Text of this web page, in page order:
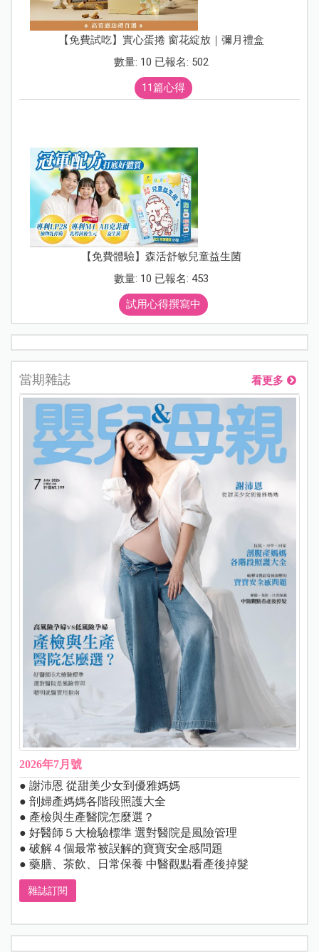
【免費試吃】實心蛋捲 窗花綻放｜彌月禮盒
數量: 10 已報名: 502
11篇心得
【免費體驗】森活舒敏兒童益生菌
數量: 10 已報名: 453
試用心得撰寫中
當期雜誌 看更多
2026年7月號
● 謝沛恩 從甜美少女到優雅媽媽
● 剖婦產媽媽各階段照護大全
● 產檢與生產醫院怎麼選？
● 好醫師５大檢驗標準 選對醫院是風險管理
● 破解４個最常被誤解的寶寶安全感問題
● 藥膳、茶飲、日常保養 中醫觀點看產後掉髮
雜誌訂閱